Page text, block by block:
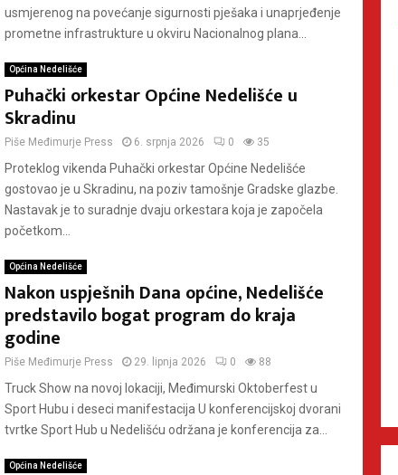
usmjerenog na povećanje sigurnosti pješaka i unaprjeđenje
prometne infrastrukture u okviru Nacionalnog plana...
Općina Nedelišće
Puhački orkestar Općine Nedelišće u
Skradinu
Piše Međimurje Press 6. srpnja 2026 0 35
Proteklog vikenda Puhački orkestar Općine Nedelišće
gostovao je u Skradinu, na poziv tamošnje Gradske glazbe.
Nastavak je to suradnje dvaju orkestara koja je započela
početkom...
Općina Nedelišće
Nakon uspješnih Dana općine, Nedelišće
predstavilo bogat program do kraja
godine
Piše Međimurje Press 29. lipnja 2026 0 88
Truck Show na novoj lokaciji, Međimurski Oktoberfest u
Sport Hubu i deseci manifestacija U konferencijskoj dvorani
tvrtke Sport Hub u Nedelišću održana je konferencija za...
Općina Nedelišće